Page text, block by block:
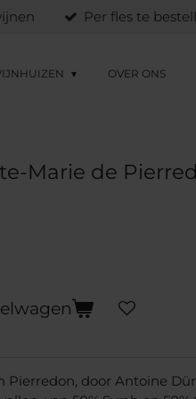
Per fles te
OVER ONS
Marie de
Pierredon, door Antoine